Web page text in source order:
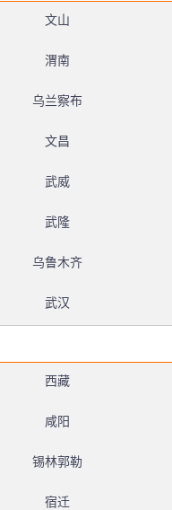
文山
渭南
乌兰察布
文昌
武威
武隆
乌鲁木齐
武汉
西藏
咸阳
锡林郭勒
宿迁